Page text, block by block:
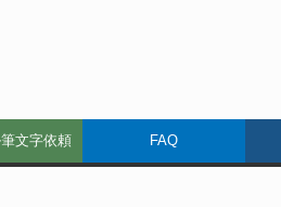
文字依頼 FAQ